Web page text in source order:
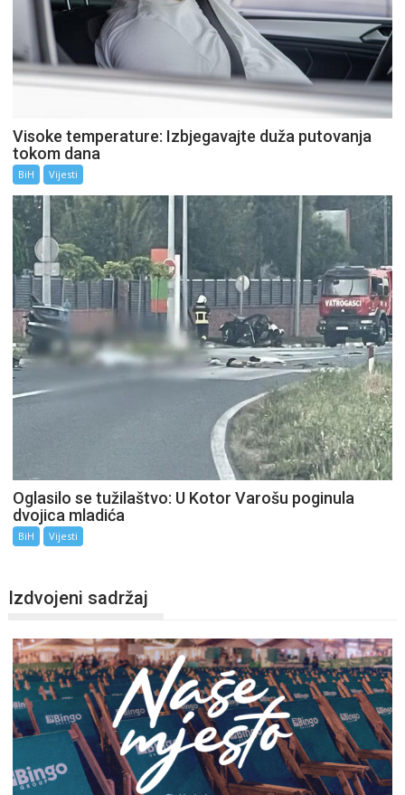
Visoke temperature: Izbjegavajte duža putovanja
tokom dana
BiH Vijesti
Oglasilo se tužilaštvo: U Kotor Varošu poginula
dvojica mladića
BiH Vijesti
Izdvojeni sadržaj